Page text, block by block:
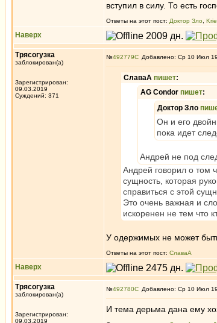
вступил в силу. То есть
Ответы на этот пост: Доктор Зло Krie
Наверх
Трясогузка
заблокирован(а)
Зарегистрирован:
09.03.2019
Суждений: 371
№492779 Добавлено: Ср 10 Июл
СлаваА пишет:
AG Condor пишет:
Доктор Зло
Он и его
пока идет
Андрей не под
Андрей говорил о том
сущность, которая
справиться с этой
Это очень важная и
искоренен не тем что
У одержимых не может
Ответы на этот пост: СлаваА
Наверх
Трясогузка
заблокирован(а)
Зарегистрирован:
09.03.2019
№492780 Добавлено: Ср 10 Июл
И тема дерьма дана ему